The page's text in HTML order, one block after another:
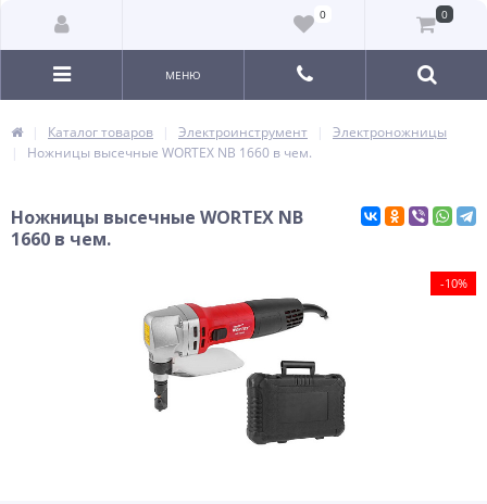
0 0
МЕНЮ
Каталог товаров Электроинструмент
Электроножницы
Ножницы высечные WORTEX NB 1660 в чем.
Ножницы высечные WORTEX NB
1660 в чем.
-10%